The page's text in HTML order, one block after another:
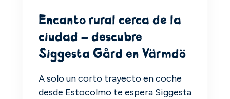
Encanto rural cerca de la
ciudad – descubre
Siggesta Gård en Värmdö
A solo un corto trayecto en coche
desde Estocolmo te espera Siggesta